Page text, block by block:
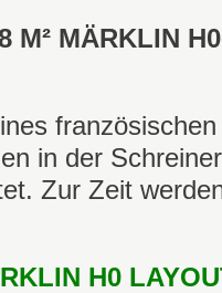
M² MÄRKLIN
in der
Zur Zeit
H0